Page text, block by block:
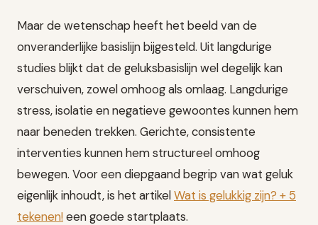
Maar de wetenschap heeft het beeld van de
onveranderlijke basislijn bijgesteld. Uit langdurige
studies blijkt dat de geluksbasislijn wel degelijk kan
verschuiven, zowel omhoog als omlaag. Langdurige
stress, isolatie en negatieve gewoontes kunnen hem
naar beneden trekken. Gerichte, consistente
interventies kunnen hem structureel omhoog
bewegen. Voor een diepgaand begrip van wat geluk
eigenlijk inhoudt, is het artikelWat is gelukkig zijn? + 5
tekenen!een goede startplaats.